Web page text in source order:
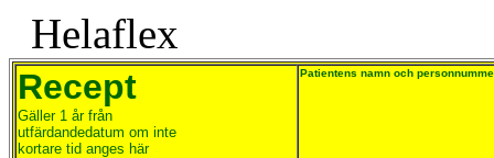
Helaflex
Recept
Gäller 1 år från
utfärdandedatum om inte
kortare tid anges här
Patientens namn och